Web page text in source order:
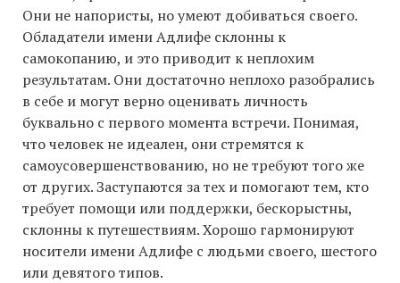
Они не напористы, но умеют добиваться своего.
Обладатели имени Адлифе склонны к
самокопанию, и это приводит к неплохим
результатам. Они достаточно неплохо разобрались
в себе и могут верно оценивать личность
буквально с первого момента встречи. Понимая,
что человек не идеален, они стремятся к
самоусовершенствованию, но не требуют того же
от других. Заступаются за тех и помогают тем, кто
требует помощи или поддержки, бескорыстны,
склонны к путешествиям. Хорошо гармонируют
носители имени Адлифе с людьми своего, шестого
или девятого типов.